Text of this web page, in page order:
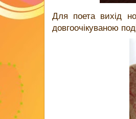
Для поета вихід
довгоочікуваною